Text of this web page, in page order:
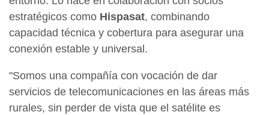
estratégicos como Hispasat, combinando
capacidad técnica y cobertura para asegurar una
conexión estable y universal.
"Somos una compañía con vocación de dar
servicios de telecomunicaciones en las áreas más
rurales, sin perder de vista que el satélite es